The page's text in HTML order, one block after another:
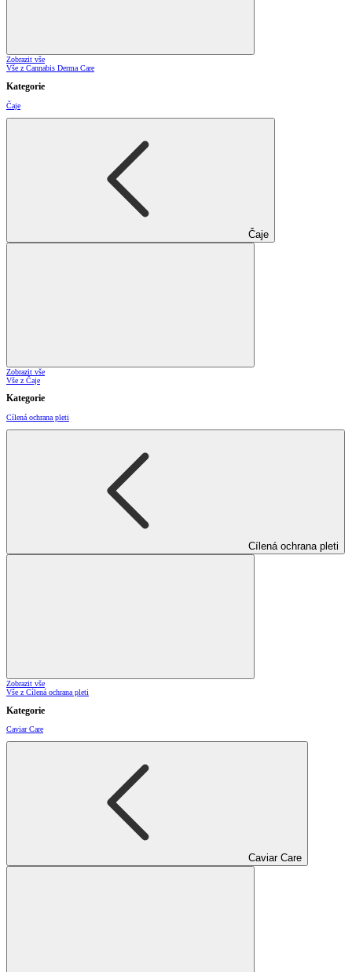
Zobrazit vše
Vše z Cannabis Derma Care
Kategorie
Čaje
Čaje
Zobrazit vše
Vše z Čaje
Kategorie
Cílená ochrana pleti
Cílená ochrana pleti
Zobrazit vše
Vše z Cílená ochrana pleti
Kategorie
Caviar Care
Caviar Care